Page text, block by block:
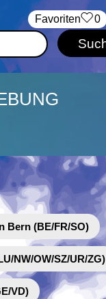
‏Favoriten 0
Bern (BE/FR/SO)
NW/OW/SZ/UR/ZG)
VD)